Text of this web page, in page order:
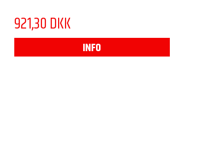
921,30 DKK
INFO